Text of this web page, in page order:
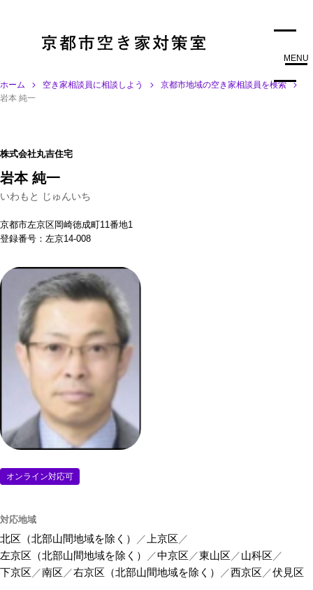
MENU
ホーム 空き家相談員に相談しよう
京都市地域の空き家相談員を検索
岩本 純一
株式会社丸吉住宅
岩本 純一
いわもと じゅんいち
京都市左京区岡崎徳成町11番地1
登録番号：左京14-008
オンライン対応可
対応地域
北区（北部山間地域を除く）
上京区
左京区（北部山間地域を除く）
中京区 東山区
山科区
下京区
南区 右京区（北部山間地域を除く） 西京区 伏見区